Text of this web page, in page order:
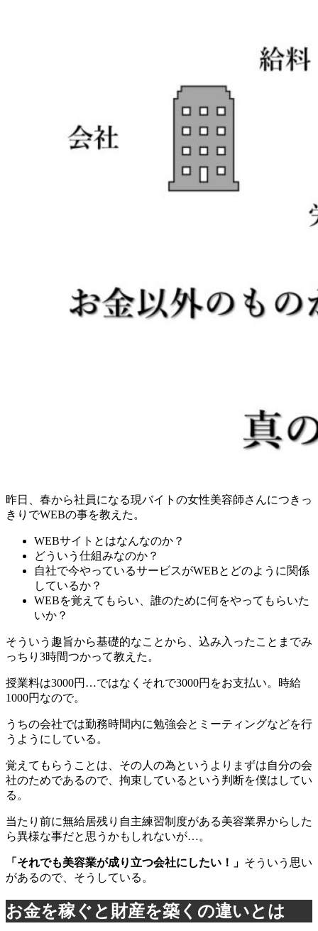
昨日、春から社員になる現バイトの女性美容師さんにつきっ
きりでWEBの事を教えた。
WEBサイトとはなんなのか？
どういう仕組みなのか？
自社で今やっているサービスがWEBとどのように関係
しているか？
WEBを覚えてもらい、誰のために何をやってもらいた
いか？
そういう趣旨から基礎的なことから、込み入ったことまでみ
っちり3時間つかって教えた。
授業料は3000円…ではなくそれで3000円をお支払い。時給
1000円なので。
うちの会社では勤務時間内に勉強会とミーティングなどを行
うようにしている。
覚えてもらうことは、その人の為というよりまずは自分の会
社のためであるので、拘束しているという判断を僕はしてい
る。
当たり前に無給居残り自主練習制度がある美容業界からした
ら異様な事だと思うかもしれないが…。
「それでも美容業が成り立つ会社にしたい！」 そういう思い
があるので、そうしている。
お金を稼ぐと財産を築くの違いとは